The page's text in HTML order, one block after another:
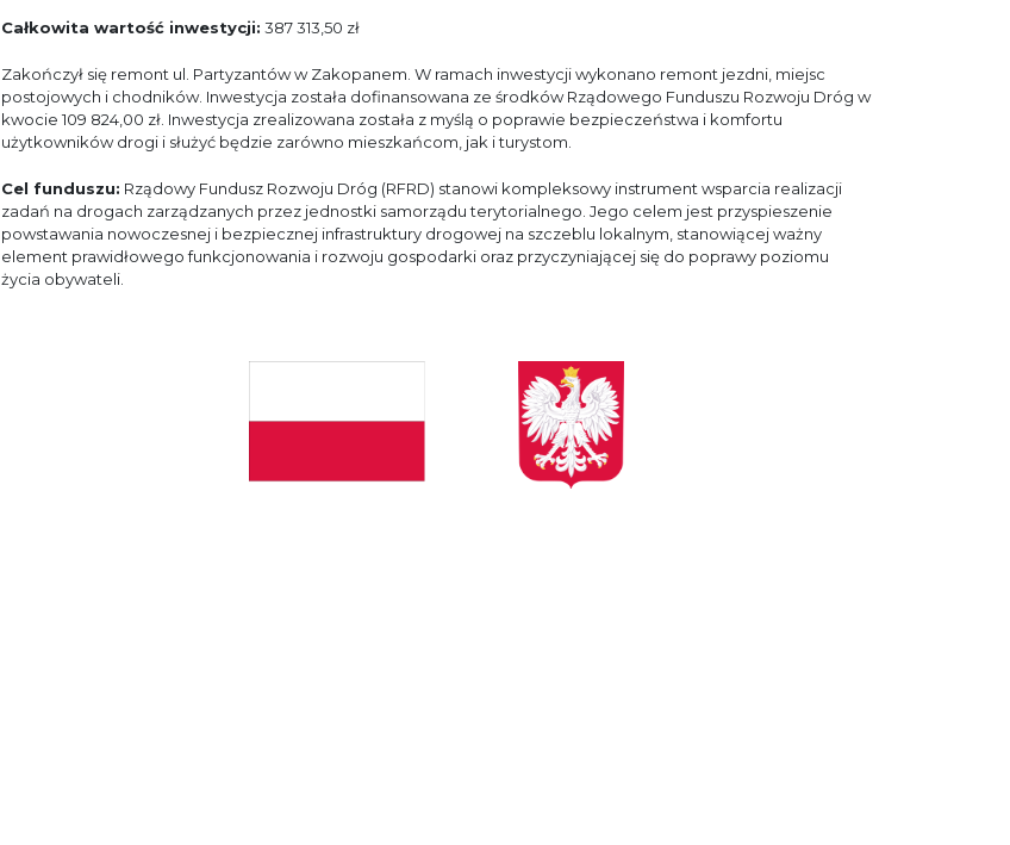
Całkowita wartość inwestycji: 387 313,50 zł
Zakończył się remont ul. Partyzantów w Zakopanem. W ramach inwestycji wykonano remont jezdni, miejsc
postojowych i chodników. Inwestycja została dofinansowana ze środków Rządowego Funduszu Rozwoju Dróg w
kwocie 109 824,00 zł. Inwestycja zrealizowana została z myślą o poprawie bezpieczeństwa i komfortu
użytkowników drogi i służyć będzie zarówno mieszkańcom, jak i turystom.
Cel funduszu: Rządowy Fundusz Rozwoju Dróg (RFRD) stanowi kompleksowy instrument wsparcia realizacji
zadań na drogach zarządzanych przez jednostki samorządu terytorialnego. Jego celem jest przyspieszenie
powstawania nowoczesnej i bezpiecznej infrastruktury drogowej na szczeblu lokalnym, stanowiącej ważny
element prawidłowego funkcjonowania i rozwoju gospodarki oraz przyczyniającej się do poprawy poziomu
życia obywateli.